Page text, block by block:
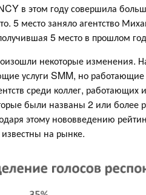
в этом году совершила
5 место заняло агентство
5 место в прошлом
некоторые изменения.
услуги SMM, но
среди коллег,
были названы 2 или более
этому нововведению
на рынке.